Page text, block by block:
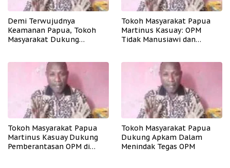
Demi Terwujudnya
Keamanan Papua, Tokoh
Masyarakat Dukung
Tokoh Masyarakat Papua
Martinus Kasuay: OPM
Tidak Manusiawi dan
Tokoh Masyarakat Papua
Martinus Kasuay Dukung
Pemberantasan OPM di
Tokoh Masyarakat Papua
Dukung Apkam Dalam
Menindak Tegas OPM